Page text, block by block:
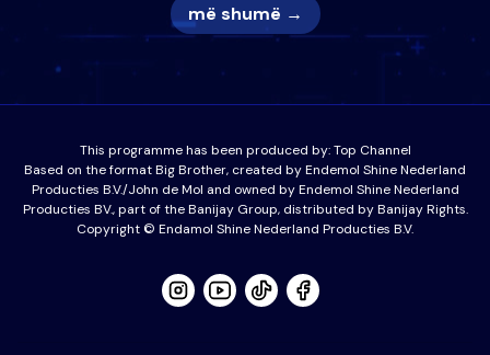
më shumë →
This programme has been produced by:Top Channel
Based on the format Big Brother, created by Endemol Shine Nederland
Producties B.V./John de Mol and owned by Endemol Shine Nederland
Producties BV., part of the Banijay Group, distributed by Banijay Rights.
Copyright © Endamol Shine Nederland Producties B.V.